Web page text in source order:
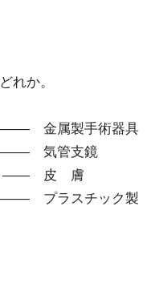
れか。
金属製手術器具
――― 気管支鏡
）―― 皮 膚
プラスチック製